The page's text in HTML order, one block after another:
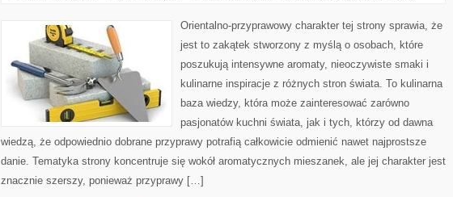
Orientalno-przyprawowy charakter tej strony sprawia, że
jest to zakątek stworzony z myślą o osobach, które
poszukują intensywne aromaty, nieoczywiste smaki i
kulinarne inspiracje z różnych stron świata. To kulinarna
baza wiedzy, która może zainteresować zarówno
pasjonatów kuchni świata, jak i tych, którzy od dawna
wiedzą, że odpowiednio dobrane przyprawy potrafią całkowicie odmienić nawet najprostsze
danie. Tematyka strony koncentruje się wokół aromatycznych mieszanek, ale jej charakter jest
znacznie szerszy, ponieważ przyprawy […]